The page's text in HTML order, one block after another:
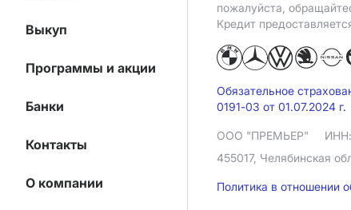
Выкуп
Программы и акции
Банки
Контакты
О компании
пожалуйста,
Кредит
Обязательное
0191-03 от 01.07.2024 г.
ООО "ПРЕМЬЕР"
455017, Челябинская
Политика в отношении